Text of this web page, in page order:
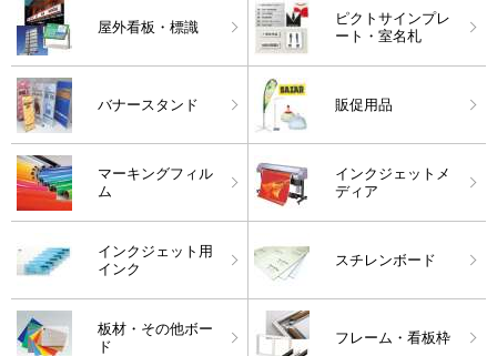
屋外看板・標識
ピクトサインプレ
ート・室名札
バナースタンド 販促用品
マーキングフィル
ム
インクジェットメ
ディア
インクジェット用
インク
スチレンボード
板材・その他ボー
ド
フレーム・看板枠